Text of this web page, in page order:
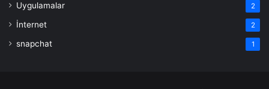
Uygulamalar 2
İnternet 2
snapchat 1